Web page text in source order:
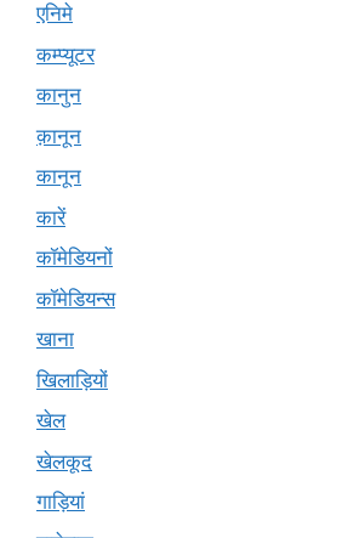
एनिमे
कम्प्यूटर
कानुन
क़ानून
कानून
कारें
कॉमेडियनों
कॉमेडियन्स
खाना
खिलाड़ियों
खेल
खेलकूद
गाड़ियां